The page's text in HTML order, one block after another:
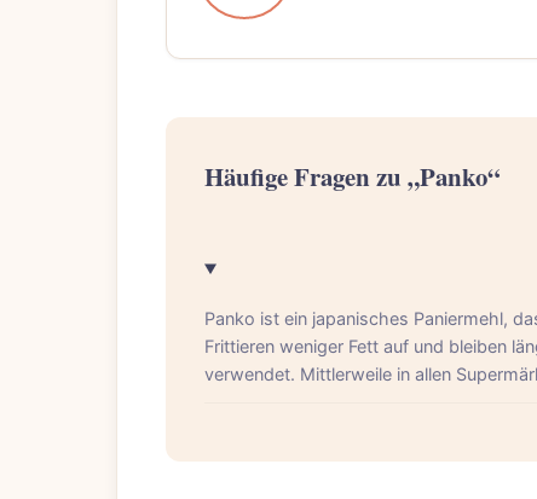
Häufige Fragen zu „Panko“
Panko ist ein japanisches Paniermehl,
Frittieren weniger Fett auf und bleiben
verwendet. Mittlerweile in allen